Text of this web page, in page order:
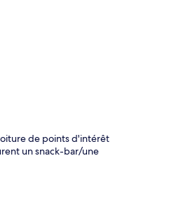
de points d'intérêt
un snack-bar/une